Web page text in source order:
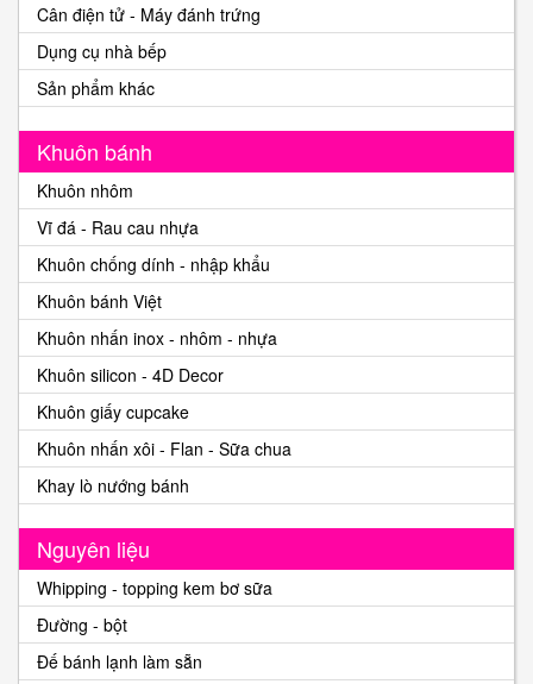
Cân điện tử - Máy đánh trứng
Dụng cụ nhà bếp
Sản phẩm khác
Khuôn bánh
Khuôn nhôm
Vĩ đá - Rau cau nhựa
Khuôn chống dính - nhập khẩu
Khuôn bánh Việt
Khuôn nhấn inox - nhôm - nhựa
Khuôn silicon - 4D Decor
Khuôn giấy cupcake
Khuôn nhấn xôi - Flan - Sữa chua
Khay lò nướng bánh
Nguyên liệu
Whipping - topping kem bơ sữa
Đường - bột
Đế bánh lạnh làm sẵn